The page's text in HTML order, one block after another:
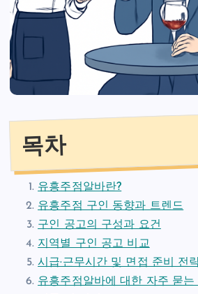
목차
유흥주점알바란?
유흥주점 구인 동향과 트렌드
구인 공고의 구성과 요건
지역별 구인 공고 비교
시급·근무시간 및 면접 준비 전
유흥주점알바에 대한 자주 묻는